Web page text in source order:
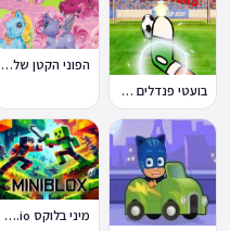
בועטי פנדלים Penalty Shooters
הפוני הקטן שלי: מסיבה בכפר
מיני בלוקס Miniblox.io